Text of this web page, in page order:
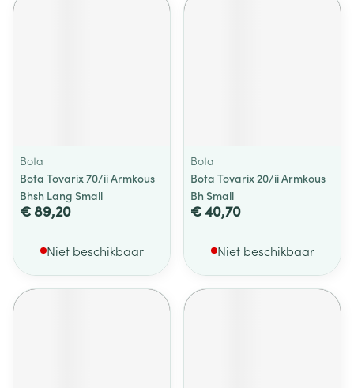
Bota
Bota Tovarix 70/ii Armkous
Bhsh Lang Small
€ 89,20
Niet beschikbaar
Bota
Bota Tovarix 20/ii Armkous
Bh Small
€ 40,70
Niet beschikbaar